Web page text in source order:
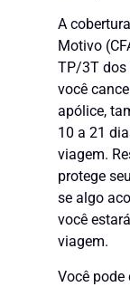
A
Motivo
TP/3T dos
você
apólice,
10 a 21
viagem.
protege
se algo
você
viagem.
Você pode